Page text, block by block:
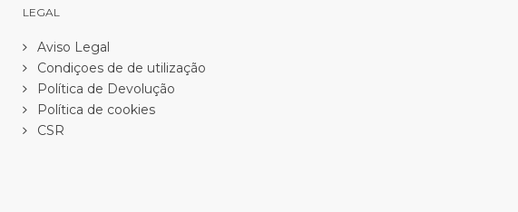
LEGAL
Aviso Legal
Condiçoes de de utilização
Política de Devolução
Política de cookies
CSR